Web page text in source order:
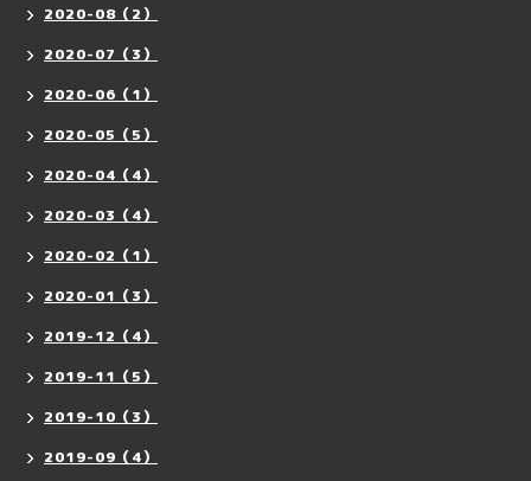
2020-08（2）
2020-07（3）
2020-06（1）
2020-05（5）
2020-04（4）
2020-03（4）
2020-02（1）
2020-01（3）
2019-12（4）
2019-11（5）
2019-10（3）
2019-09（4）